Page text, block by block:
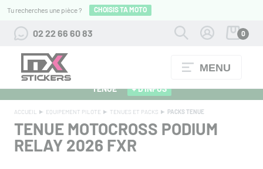
Tu recherches une pièce ? CHOISIS TA MOTO
02 22 66 60 83 0
MENU
ALPINESTARS 27 : FLOCAGE OFFERT POUR L'ACHAT D'UNE
TENUE
+ D'INFOS
ACCUEIL EQUIPEMENT PILOTE TENUES ET PACKS PACKS TENUE
TENUE MOTOCROSS PODIUM
RELAY 2026 FXR